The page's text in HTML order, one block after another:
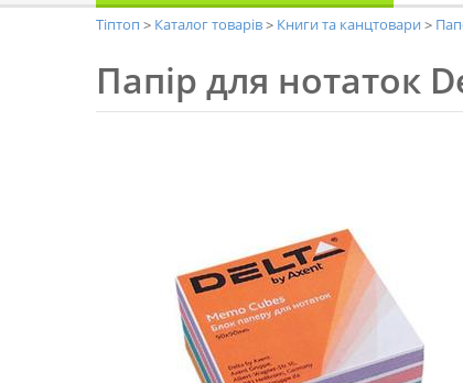
Тіптоп Каталог товарів Книги та канцтовари
Папір для нотаток